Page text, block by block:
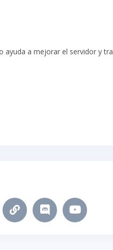
ayuda a mejorar el servidor y